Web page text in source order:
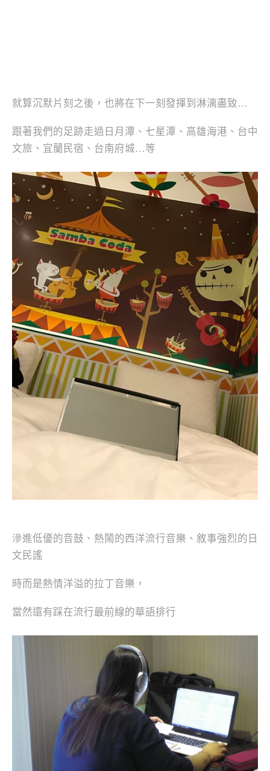
就算沉默片刻之後，也將在下一刻發揮到淋漓盡致…
跟著我們的足跡走過日月潭、七星潭、高雄海港、台中
文旅、宜蘭民宿、台南府城…等
滲進低優的音鼓、熱鬧的西洋流行音樂、敘事強烈的日
文民謠
時而是熱情洋溢的拉丁音樂，
當然還有踩在流行最前線的華語排行